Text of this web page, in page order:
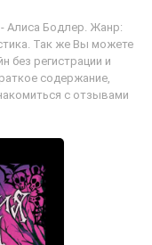
Алиса Бодлер. Жанр:
Так же Вы можете
без регистрации и
содержание,
с отзывами